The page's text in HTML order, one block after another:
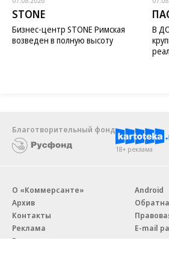
STONE
Бизнес-центр STONE Римская
возведен в полную высоту
В
Благотворительный фонд
18+ реклама
О «Коммерсанте»
Архив
Контакты
Реклама
Вакансии
Android
E-mail